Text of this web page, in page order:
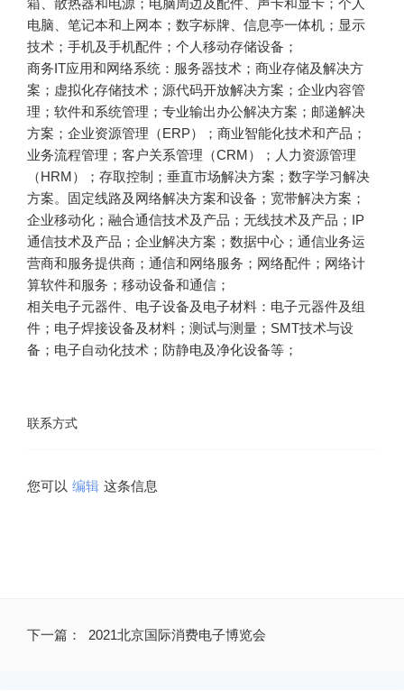
箱、散热器和电源；电脑周边及配件、声卡和显卡；个人
电脑、笔记本和上网本；数字标牌、信息亭一体机；显示
技术；手机及手机配件；个人移动存储设备；
商务IT应用和网络系统：服务器技术；商业存储及解决方
案；虚拟化存储技术；源代码开放解决方案；企业内容管
理；软件和系统管理；专业输出办公解决方案；邮递解决
方案；企业资源管理（ERP）；商业智能化技术和产品；
业务流程管理；客户关系管理（CRM）；人力资源管理
（HRM）；存取控制；垂直市场解决方案；数字学习解决
方案。固定线路及网络解决方案和设备；宽带解决方案；
企业移动化；融合通信技术及产品；无线技术及产品；IP
通信技术及产品；企业解决方案；数据中心；通信业务运
营商和服务提供商；通信和网络服务；网络配件；网络计
算软件和服务；移动设备和通信；
相关电子元器件、电子设备及电子材料：电子元器件及组
件；电子焊接设备及材料；测试与测量；SMT技术与设
备；电子自动化技术；防静电及净化设备等；
联系方式
您可以 编辑
下一篇： 2021北京国际消费电子博览会